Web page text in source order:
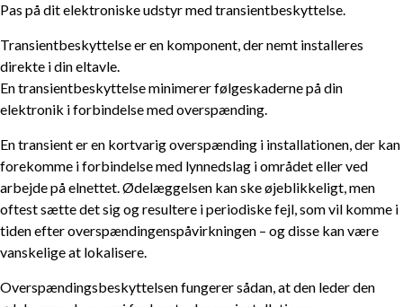
Pas på dit elektroniske udstyr med transientbeskyttelse.
Transientbeskyttelse er en komponent, der nemt installeres
direkte i din eltavle.
En transientbeskyttelse minimerer følgeskaderne på din
elektronik i forbindelse med overspænding.
En transient er en kortvarig overspænding i installationen, der kan
forekomme i forbindelse med lynnedslag i området eller ved
arbejde på elnettet. Ødelæggelsen kan ske øjeblikkeligt, men
oftest sætte det sig og resultere i periodiske fejl, som vil komme i
tiden efter overspændingenspåvirkningen – og disse kan være
vanskelige at lokalisere.
Overspændingsbeskyttelsen fungerer sådan, at den leder den